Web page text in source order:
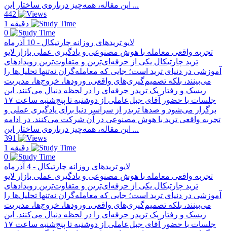
این مقاله، همه‌چیز درباره‌ی ساختار این ...
442
1 دقیقه
0
لایو تریدهای روزانه چارتیکال - 10 آذرماه
تجربه واقعی معامله با هوش مصنوعی و یادگیری عملی بازار لایو
ترید چارتیکال یکی از حرفه‌ای‌ترین و متفاوت‌ترین رویدادهای
آموزشی در دنیای ترید است؛ جایی که معامله‌گران نه‌تنها تحلیل‌ها را
می‌بینند، بلکه تصمیم‌گیری‌های واقعی، ورودها، خروج‌ها، مدیریت
ریسک و رفتار یک تریدر حرفه‌ای را در لحظه دنبال می‌کنند. این
جلسات با حضور آقای جبل‌عاملی از دو‌شنبه تا پنج‌شنبه ساعت ۱۷
برگزار می‌شود و صدها تریدر از سراسر دنیا برای یادگیری عملی و
تجربه واقعی ترید با هوش مصنوعی در آن شرکت می‌کنند. در ادامه
این مقاله، همه‌چیز درباره‌ی ساختار این ...
391
1 دقیقه
0
لایو تریدهای روزانه چارتیکال - 4 آذرماه
تجربه واقعی معامله با هوش مصنوعی و یادگیری عملی بازار لایو
ترید چارتیکال یکی از حرفه‌ای‌ترین و متفاوت‌ترین رویدادهای
آموزشی در دنیای ترید است؛ جایی که معامله‌گران نه‌تنها تحلیل‌ها را
می‌بینند، بلکه تصمیم‌گیری‌های واقعی، ورودها، خروج‌ها، مدیریت
ریسک و رفتار یک تریدر حرفه‌ای را در لحظه دنبال می‌کنند. این
جلسات با حضور آقای جبل‌عاملی از دو‌شنبه تا پنج‌شنبه ساعت ۱۷